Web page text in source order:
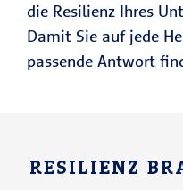
die Resilienz Ihres
Damit Sie auf jede
passende Antwort
RESILIENZ